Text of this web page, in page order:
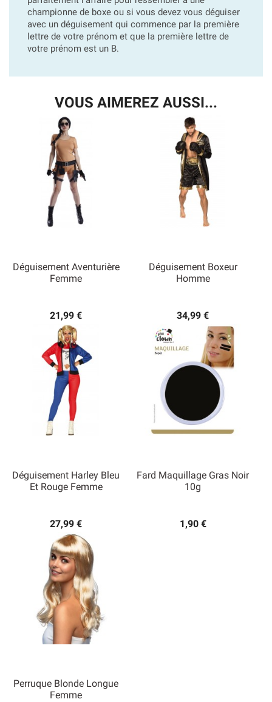
championne de boxe ou si vous devez vous déguiser
avec un déguisement qui commence par la première
lettre de votre prénom et que la première lettre de
votre prénom est un B.
VOUS AIMEREZ AUSSI...
Déguisement Aventurière
Femme
21,99 €
Déguisement Boxeur
Homme
34,99 €
Déguisement Harley Bleu
Et Rouge Femme
27,99 €
Fard Maquillage Gras Noir
10g
1,90 €
Perruque Blonde Longue
Femme